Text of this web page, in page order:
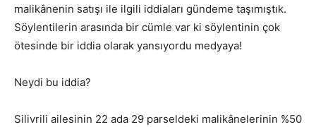
malikânenin satışı ile ilgili iddiaları gündeme taşımıştık.
Söylentilerin arasında bir cümle var ki söylentinin çok
ötesinde bir iddia olarak yansıyordu medyaya!
Neydi bu iddia?
Silivrili ailesinin 22 ada 29 parseldeki malikânelerinin %50